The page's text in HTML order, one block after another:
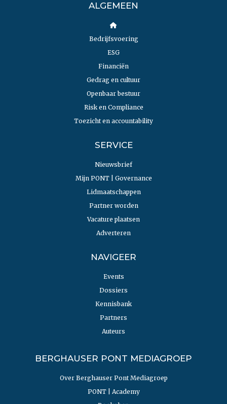
ALGEMEEN
Bedrijfsvoering
ESG
Financiën
Gedrag en cultuur
Openbaar bestuur
Risk en Compliance
Toezicht en accountability
SERVICE
Nieuwsbrief
Mijn PONT | Governance
Lidmaatschappen
Partner worden
Vacature plaatsen
Adverteren
NAVIGEER
Events
Dossiers
Kennisbank
Partners
Auteurs
BERGHAUSER PONT MEDIAGROEP
Over Berghauser Pont Mediagroep
PONT | Academy